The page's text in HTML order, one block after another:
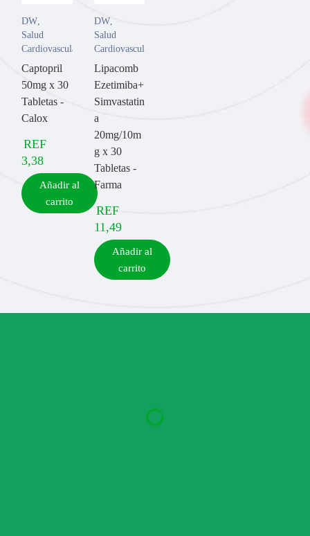
DW,
Salud
Cardiovascular
Captopril
50mg x 30
Tabletas -
Calox
REF
3,38
Añadir al
carrito
DW,
Salud
Cardiovascular
Lipacomb
Ezetimiba+
Simvastatin
a
20mg/10m
g x 30
Tabletas -
Farma
REF
11,49
Añadir al
carrito